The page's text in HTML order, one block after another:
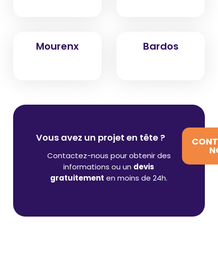
Mourenx Bardos
Vous avez un projet en tête ?
Contactez-nous pour obtenir des
informations ou un devis
gratuitement en moins de 24h.